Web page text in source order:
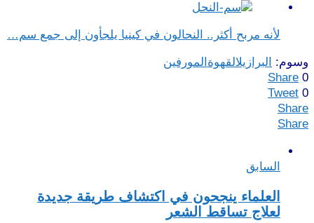
لأنه مربح أكثر.. النحالون في كينيا يلجأون إلى جمع سم…
وسوم: البرازيلالقهوة المورفين
Share 0
Tweet 0
Share
Share
السابق
العلماء ينجحون في اكتشاف طريقة جديدة
لعلاج تساقط الشعر